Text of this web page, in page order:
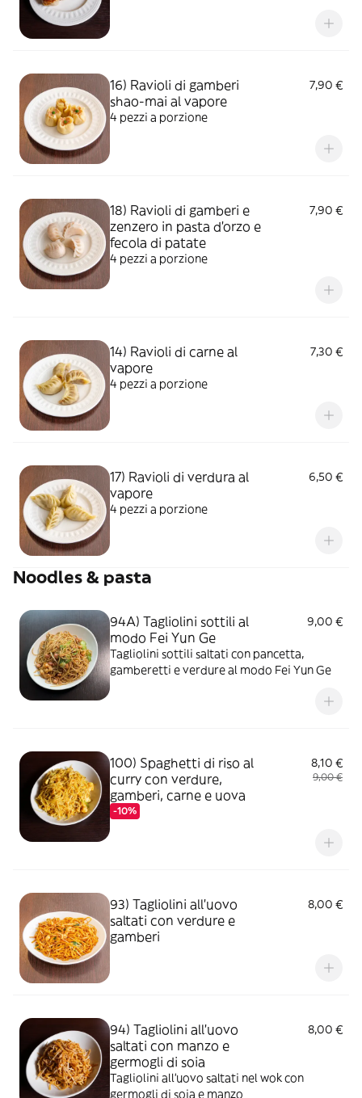
16) Ravioli di gamberi
shao-mai al vapore
7,90 €
4 pezzi a porzione
18) Ravioli di gamberi e
zenzero in pasta d'orzo e
fecola di patate
7,90 €
4 pezzi a porzione
14) Ravioli di carne al
vapore
7,30 €
4 pezzi a porzione
17) Ravioli di verdura al
vapore
6,50 €
4 pezzi a porzione
Noodles & pasta
94A) Tagliolini sottili al
modo Fei Yun Ge
9,00 €
Tagliolini sottili saltati con pancetta,
gamberetti e verdure al modo Fei Yun Ge
100) Spaghetti di riso al
curry con verdure,
gamberi, carne e uova
-10%
8,10 €
9,00 €
93) Tagliolini all'uovo
saltati con verdure e
gamberi
8,00 €
94) Tagliolini all'uovo
saltati con manzo e
germogli di soia
8,00 €
Tagliolini all'uovo saltati nel wok con
germogli di soia e manzo